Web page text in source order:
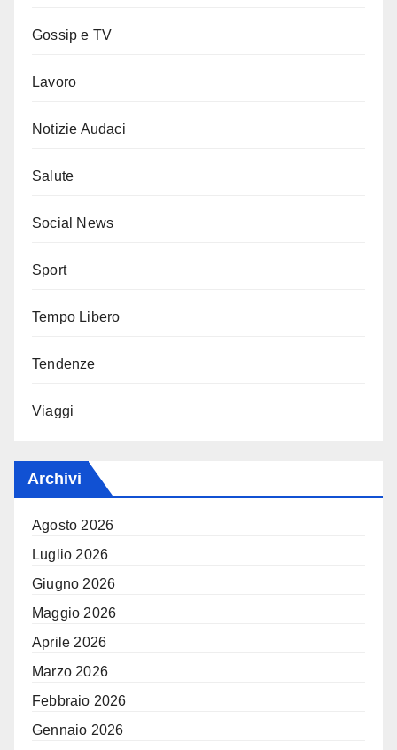
Gossip e TV
Lavoro
Notizie Audaci
Salute
Social News
Sport
Tempo Libero
Tendenze
Viaggi
Archivi
Agosto 2026
Luglio 2026
Giugno 2026
Maggio 2026
Aprile 2026
Marzo 2026
Febbraio 2026
Gennaio 2026